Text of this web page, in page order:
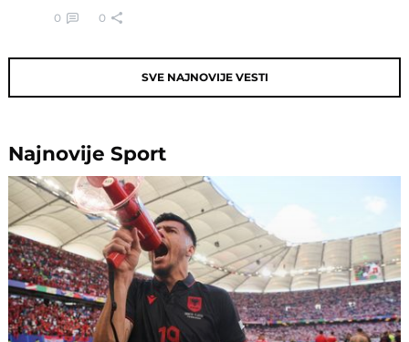
0 0
SVE NAJNOVIJE VESTI
NajnovijeSport